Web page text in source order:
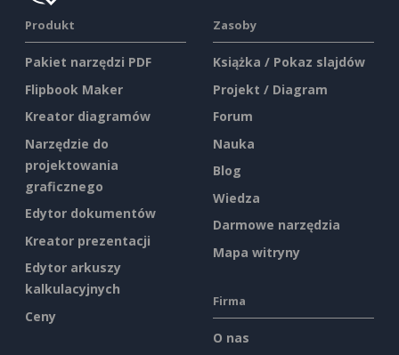
Produkt
Pakiet narzędzi PDF
Flipbook Maker
Kreator diagramów
Narzędzie do
projektowania
graficznego
Edytor dokumentów
Kreator prezentacji
Edytor arkuszy
kalkulacyjnych
Ceny
Zasoby
Książka / Pokaz slajdów
Projekt / Diagram
Forum
Nauka
Blog
Wiedza
Darmowe narzędzia
Mapa witryny
Firma
O nas